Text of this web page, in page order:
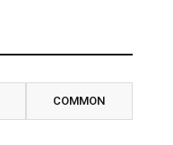
COMMON